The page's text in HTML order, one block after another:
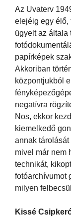
Az Uvaterv
elejéig egy élő,
ügyelt az általa
papírképek
Akkoriban
központjukból
negatívra
Nos, ekkor
kiemelkedő
annak
mivel már nem
technikát,
fotóarchívumot
milyen
Kissé